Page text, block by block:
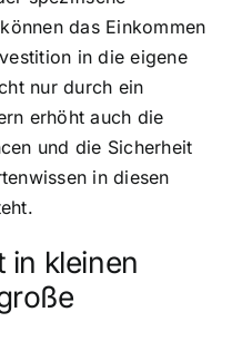
das Einkommen
in die eigene
nur durch ein
erhöht auch die
und die Sicherheit
in diesen
in kleinen